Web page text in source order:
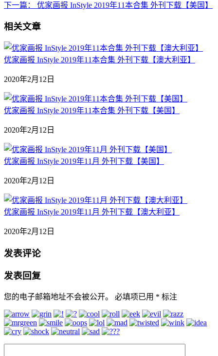
下一篇：
优家画报 InStyle 2019年11本合集 外刊下载【美国】
相关文章
优家画报 InStyle 2019年11本合集 外刊下载【澳大利亚】
2020年2月12日
优家画报 InStyle 2019年11本合集 外刊下载【美国】
2020年2月12日
优家画报 InStyle 2019年11月 外刊下载【美国】
2020年2月12日
优家画报 InStyle 2019年11月 外刊下载【澳大利亚】
2020年2月12日
发表评论
发表回复
您的电子邮箱地址不会被公开。 必填项已用 * 标注